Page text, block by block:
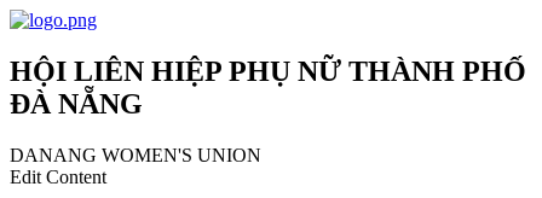
HỘI LIÊN HIỆP PHỤ NỮ THÀNH PHỐ
ĐÀ NẴNG
DANANG WOMEN'S UNION
Edit Content